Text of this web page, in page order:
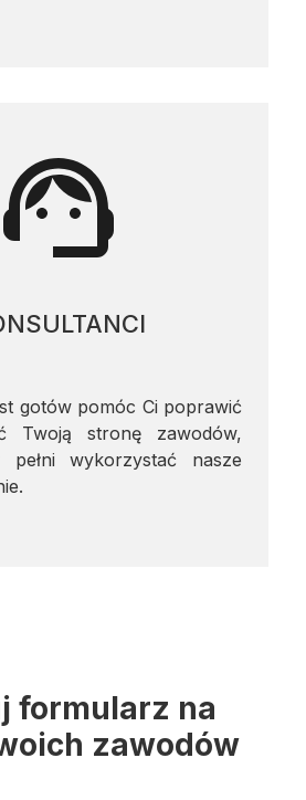
gotów pomóc Ci poprawić
Twoją stronę zawodów,
wykorzystać nasze
formularz na
zawodów